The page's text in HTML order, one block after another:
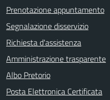
Prenotazione appuntamento
Segnalazione disservizio
Richiesta d'assistenza
Amministrazione trasparente
Albo Pretorio
Posta Elettronica Certificata